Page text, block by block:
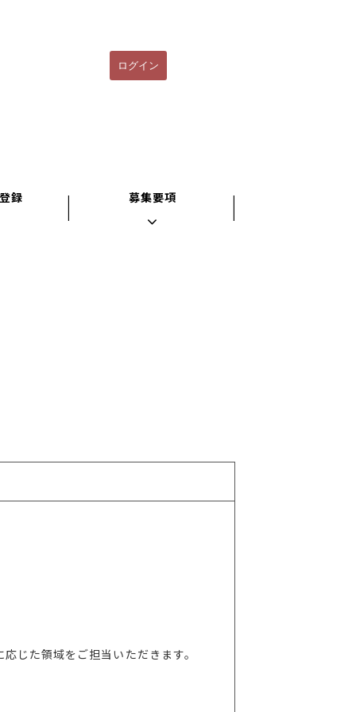
ログイン
録 募集要項
じた領域をご担当いただきます。